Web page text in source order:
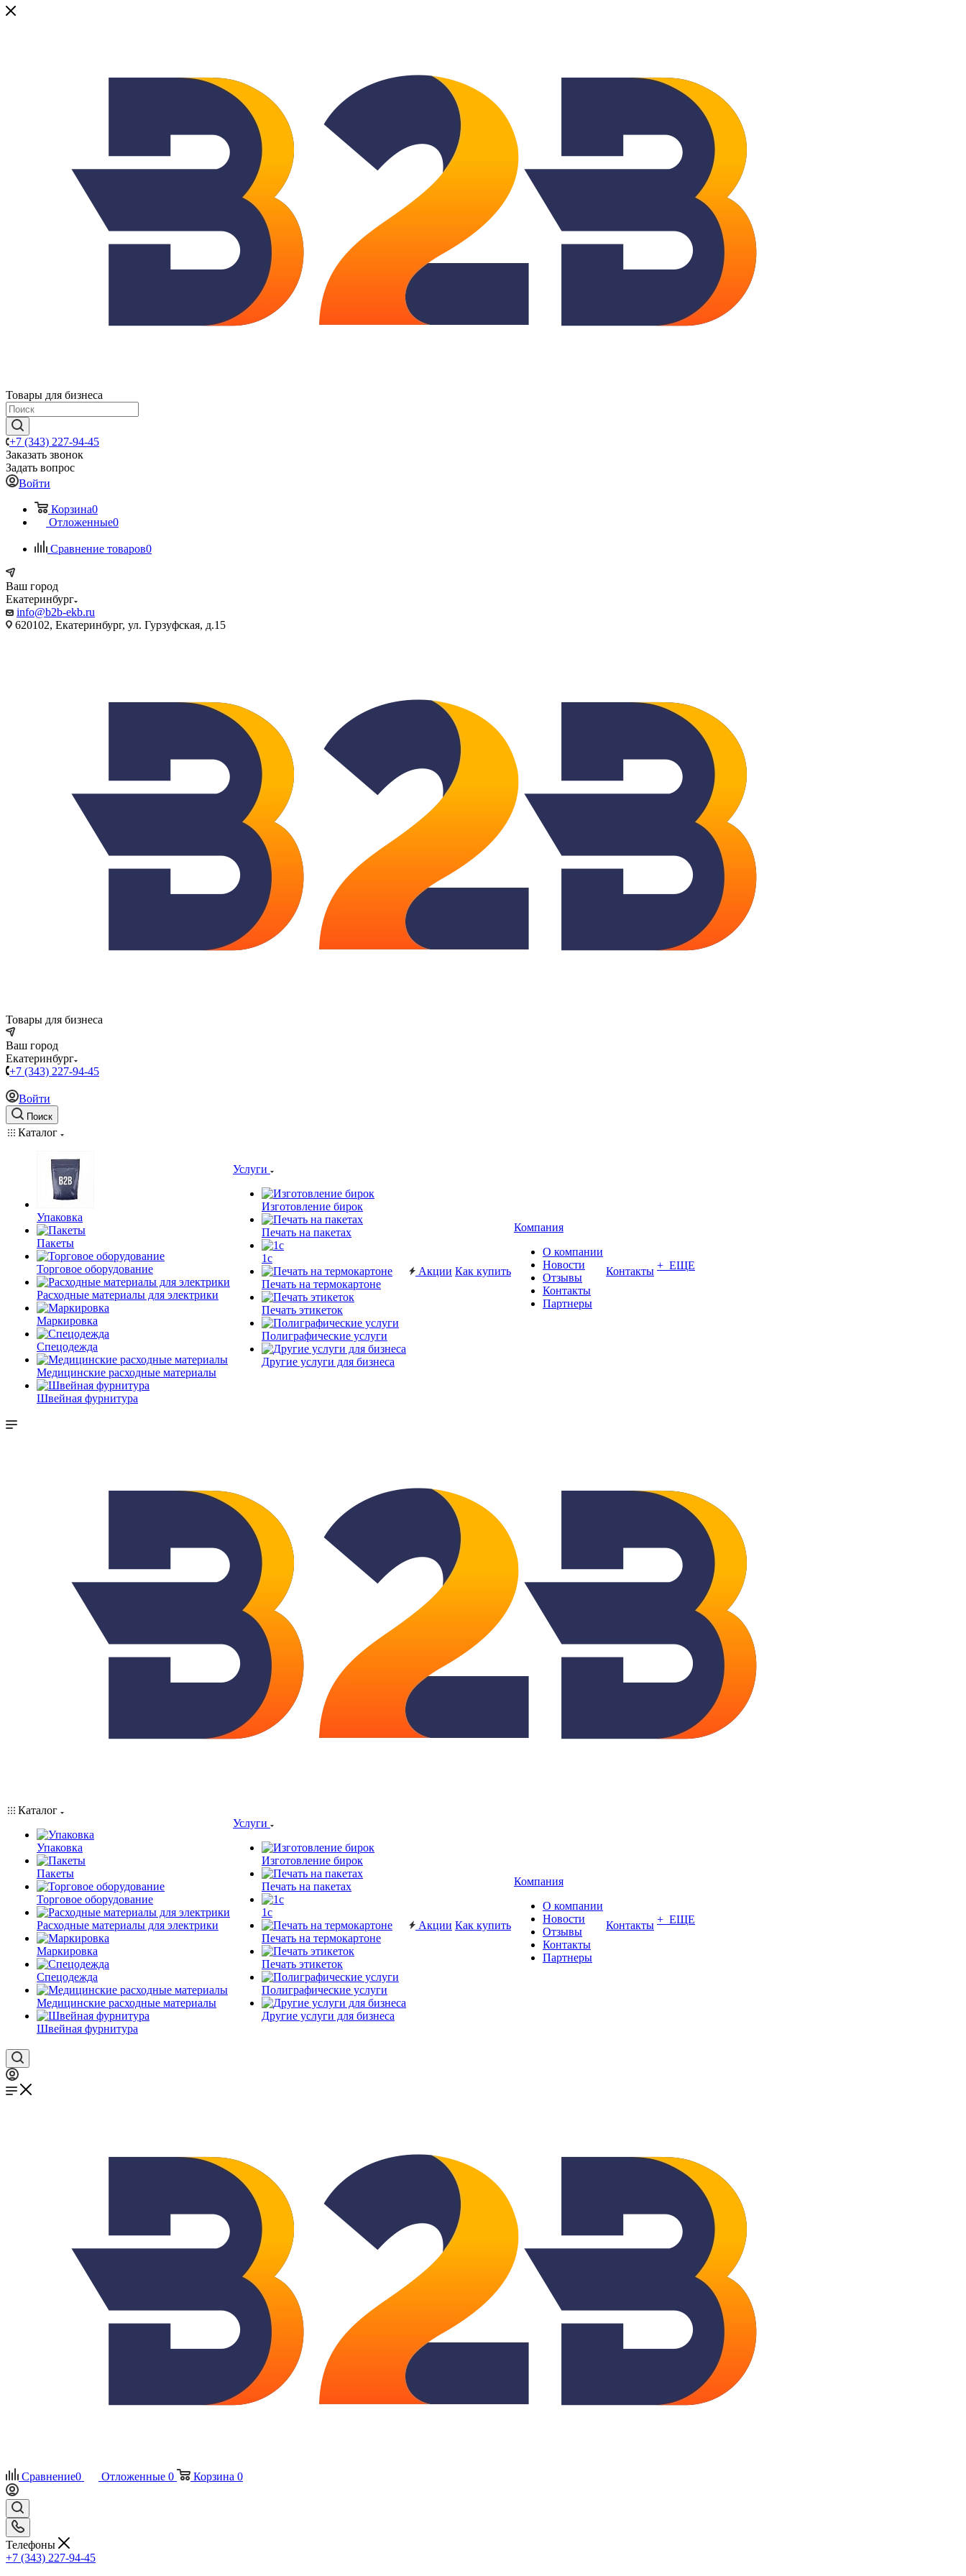
Товары для бизнеса
+7 (343) 227-94-45
Заказать звонок
Задать вопрос
Войти
Корзина0
Отложенные0
Сравнение товаров0
Ваш город
Екатеринбург
info@b2b-ekb.ru
620102, Екатеринбург, ул. Гурзуфская, д.15
Товары для бизнеса
Ваш город
Екатеринбург
+7 (343) 227-94-45
Войти
Поиск
Каталог
Упаковка
Пакеты
Торговое оборудование
Расходные материалы для электрики
Маркировка
Спецодежда
Медицинские расходные материалы
Швейная фурнитура
Услуги
Изготовление бирок
Печать на пакетах
1c
Печать на термокартоне
Печать этикеток
Полиграфические услуги
Другие услуги для бизнеса
Акции Как купить
Компания
О компании
Новости
Отзывы
Контакты
Партнеры
Контакты + ЕЩЕ
Каталог
Упаковка
Пакеты
Торговое оборудование
Расходные материалы для электрики
Маркировка
Спецодежда
Медицинские расходные материалы
Швейная фурнитура
Услуги
Изготовление бирок
Печать на пакетах
1c
Печать на термокартоне
Печать этикеток
Полиграфические услуги
Другие услуги для бизнеса
Акции Как купить
Компания
О компании
Новости
Отзывы
Контакты
Партнеры
Контакты + ЕЩЕ
Сравнение0 Отложенные 0 Корзина 0
Телефоны
+7 (343) 227-94-45